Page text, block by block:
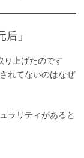
」
り上げたのです
れてないのはなぜ
ラリティがあると